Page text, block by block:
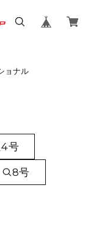
ョナル
4号
8号